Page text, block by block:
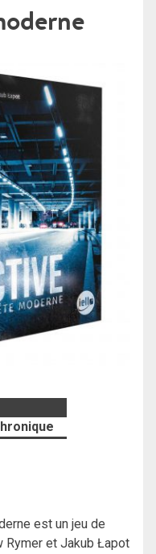
est un jeu de
Rymer et Jakub Łapot